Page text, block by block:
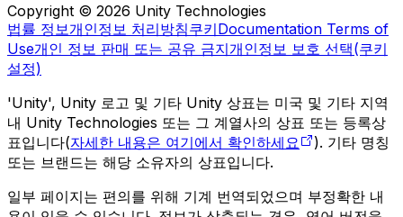
Copyright © 2026 Unity Technologies
법률 정보개인정보 처리방침쿠키Documentation Terms of
Use개인 정보 판매 또는 공유 금지개인정보 보호 선택(쿠키
설정)
'Unity', Unity 로고 및 기타 Unity 상표는 미국 및 기타 지역
내 Unity Technologies 또는 그 계열사의 상표 또는 등록상
표입니다(자세한 내용은 여기에서 확인하세요
). 기타 명칭
또는 브랜드는 해당 소유자의 상표입니다.
일부 페이지는 편의를 위해 기계 번역되었으며 부정확한 내